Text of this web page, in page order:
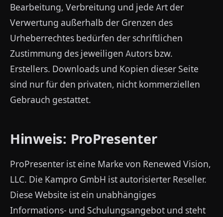
Bearbeitung, Verbreitung und jede Art der
Verwertung außerhalb der Grenzen des
Urheberrechtes bedürfen der schriftlichen
Zustimmung des jeweiligen Autors bzw.
Erstellers. Downloads und Kopien dieser Seite
sind nur für den privaten, nicht kommerziellen
Gebrauch gestattet.
Hinweis: ProPresenter
ProPresenter ist eine Marke von Renewed Vision,
LLC. Die Kampro GmbH ist autorisierter Reseller.
Diese Website ist ein unabhängiges
Informations- und Schulungsangebot und steht